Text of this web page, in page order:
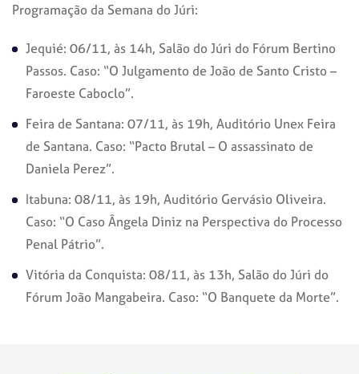
Programação da Semana do Júri:
Jequié: 06/11, às 14h, Salão do Júri do Fórum Bertino
Passos. Caso: “O Julgamento de João de Santo Cristo –
Faroeste Caboclo”.
Feira de Santana: 07/11, às 19h, Auditório Unex Feira
de Santana. Caso: “Pacto Brutal – O assassinato de
Daniela Perez”.
Itabuna: 08/11, às 19h, Auditório Gervásio Oliveira.
Caso: “O Caso Ângela Diniz na Perspectiva do Processo
Penal Pátrio”.
Vitória da Conquista: 08/11, às 13h, Salão do Júri do
Fórum João Mangabeira. Caso: “O Banquete da Morte”.